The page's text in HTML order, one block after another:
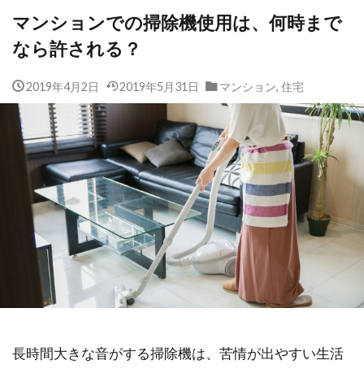
マンションでの掃除機使用は、何時まで
なら許される？
2019年4月2日 2019年5月31日 マンション, 住宅
長時間大きな音がする掃除機は、苦情が出やすい生活